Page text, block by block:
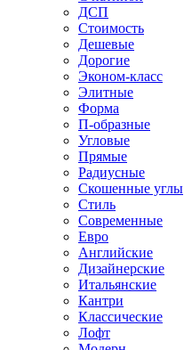
ДСП
Стоимость
Дешевые
Дорогие
Эконом-класс
Элитные
Форма
П-образные
Угловые
Прямые
Радиусные
Скошенные углы
Стиль
Современные
Евро
Английские
Дизайнерские
Итальянские
Кантри
Классические
Лофт